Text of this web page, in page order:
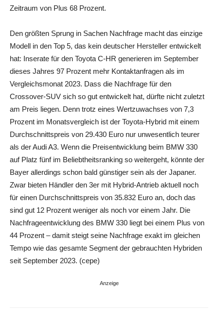
Zeitraum von Plus 68 Prozent.
Den größten Sprung in Sachen Nachfrage macht das einzige
Modell in den Top 5, das kein deutscher Hersteller entwickelt
hat: Inserate für den Toyota C-HR generieren im September
dieses Jahres 97 Prozent mehr Kontaktanfragen als im
Vergleichsmonat 2023. Dass die Nachfrage für den
Crossover-SUV sich so gut entwickelt hat, dürfte nicht zuletzt
am Preis liegen. Denn trotz eines Wertzuwachses von 7,3
Prozent im Monatsvergleich ist der Toyota-Hybrid mit einem
Durchschnittspreis von 29.430 Euro nur unwesentlich teurer
als der Audi A3. Wenn die Preisentwicklung beim BMW 330
auf Platz fünf im Beliebtheitsranking so weitergeht, könnte der
Bayer allerdings schon bald günstiger sein als der Japaner.
Zwar bieten Händler den 3er mit Hybrid-Antrieb aktuell noch
für einen Durchschnittspreis von 35.832 Euro an, doch das
sind gut 12 Prozent weniger als noch vor einem Jahr. Die
Nachfrageentwicklung des BMW 330 liegt bei einem Plus von
44 Prozent – damit steigt seine Nachfrage exakt im gleichen
Tempo wie das gesamte Segment der gebrauchten Hybriden
seit September 2023. (cepe)